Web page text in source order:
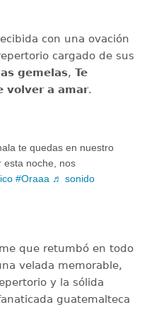
con una ovación
cargado de sus
gemelas, Te
volver a amar.
te quedas en nuestro
esta noche, nos
#Oraaa ♬ sonido
que retumbó en todo
velada memorable,
y la sólida
guatemalteca